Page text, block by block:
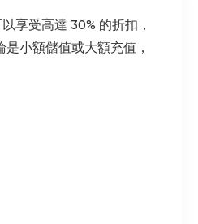
享受高達 30% 的折扣，
小額儲值或大額充值，